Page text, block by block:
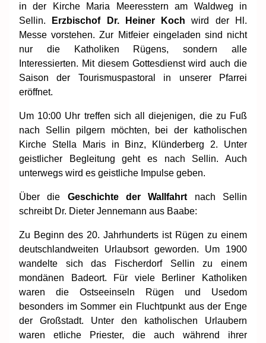
in der Kirche Maria Meeresstern am Waldweg in
Sellin.
Erzbischof Dr. Heiner Koch wird der Hl.
Messe vorstehen. Zur Mitfeier eingeladen sind nicht
nur die Katholiken Rügens, sondern alle
Interessierten. Mit diesem Gottesdienst wird auch die
Saison der Tourismuspastoral in unserer Pfarrei
eröffnet.
Um 10:00 Uhr treffen sich all diejenigen, die zu Fuß
nach Sellin pilgern möchten, bei der katholischen
Kirche Stella Maris in Binz, Klünderberg 2. Unter
geistlicher Begleitung geht es nach Sellin. Auch
unterwegs wird es geistliche Impulse geben.
Über die Geschichte der Wallfahrt nach Sellin
schreibt Dr. Dieter Jennemann aus Baabe:
Zu Beginn des 20. Jahrhunderts ist Rügen zu einem
deutschlandweiten Urlaubsort geworden. Um 1900
wandelte sich das Fischerdorf Sellin zu einem
mondänen Badeort. Für viele Berliner Katholiken
waren die Ostseeinseln Rügen und Usedom
besonders im Sommer ein Fluchtpunkt aus der Enge
der Großstadt. Unter den katholischen Urlaubern
waren etliche Priester, die auch während ihrer